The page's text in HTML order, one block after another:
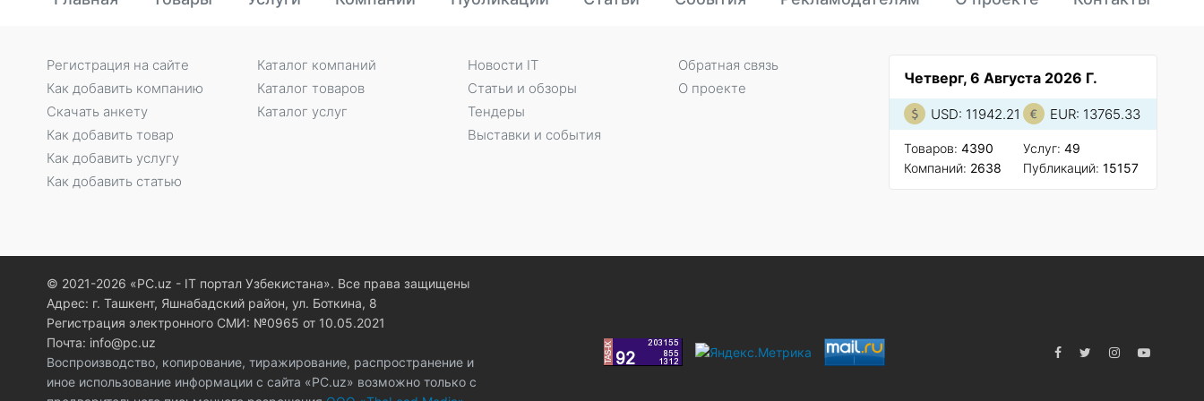
Четверг, 6 Августа 2026 Г.
USD: 11942.21 EUR: 13765.33
Товаров: 4390
Компаний: 2638
Услуг: 49
Публикаций: 15157
Регистрация на сайте
Как добавить компанию
Скачать анкету
Как добавить товар
Как добавить услугу
Как добавить статью
Каталог компаний
Каталог товаров
Каталог услуг
Новости IT
Статьи и обзоры
Тендеры
Выставки и события
Обратная связь
О проекте
© 2021-2026 «PC.uz - IT портал Узбекистана». Все права защищены
Адрес: г. Ташкент, Яшнабадский район, ул. Боткина, 8
Регистрация электронного СМИ: №0965 от 10.05.2021
Почта: info@pc.uz
Воспроизводство, копирование, тиражирование, распространение и
иное использование информации с сайта «PC.uz» возможно только с